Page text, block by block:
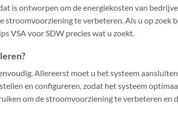
is ontworpen om de energiekosten van
stroomvoorziening te verbeteren. Als u op zoek
VSA voor SDW precies wat u zoekt.
Allereerst moet u het systeem
en configureren, zodat het systeem
om de stroomvoorziening te verbeteren en